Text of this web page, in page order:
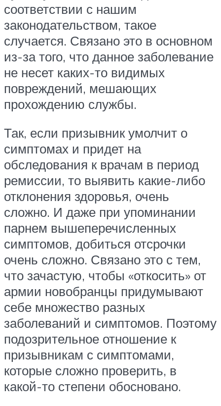
соответствии с нашим
законодательством, такое
случается. Связано это в основном
из-за того, что данное заболевание
не несет каких-то видимых
повреждений, мешающих
прохождению службы.
Так, если призывник умолчит о
симптомах и придет на
обследования к врачам в период
ремиссии, то выявить какие-либо
отклонения здоровья, очень
сложно. И даже при упоминании
парнем вышеперечисленных
симптомов, добиться отсрочки
очень сложно. Связано это с тем,
что зачастую, чтобы «откосить» от
армии новобранцы придумывают
себе множество разных
заболеваний и симптомов. Поэтому
подозрительное отношение к
призывникам с симптомами,
которые сложно проверить, в
какой-то степени обосновано.